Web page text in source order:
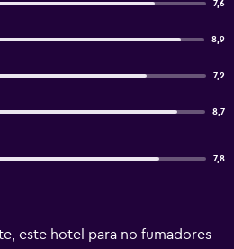
7,6
8,9
7,2
8,7
7,8
este hotel para no fumadores